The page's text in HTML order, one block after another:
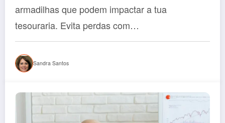
armadilhas que podem impactar a tua
tesouraria. Evita perdas com…
Sandra Santos